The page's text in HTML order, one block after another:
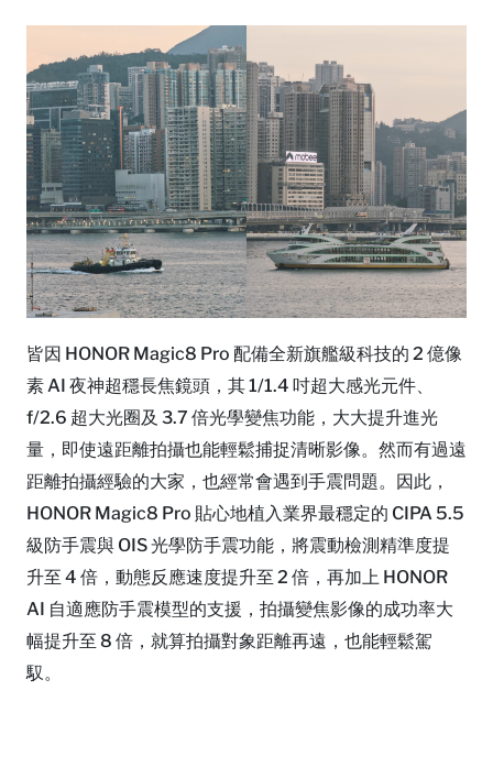
皆因 HONOR Magic8 Pro 配備全新旗艦級科技的 2 億像
素 AI 夜神超穩長焦鏡頭，其 1/1.4 吋超大感光元件、
f/2.6 超大光圈及 3.7 倍光學變焦功能，大大提升進光
量，即使遠距離拍攝也能輕鬆捕捉清晰影像。然而有過遠
距離拍攝經驗的大家，也經常會遇到手震問題。因此，
HONOR Magic8 Pro 貼心地植入業界最穩定的 CIPA 5.5
級防手震與 OIS 光學防手震功能，將震動檢測精準度提
升至 4 倍，動態反應速度提升至 2 倍，再加上 HONOR
AI 自適應防手震模型的支援，拍攝變焦影像的成功率大
幅提升至 8 倍，就算拍攝對象距離再遠，也能輕鬆駕
馭。